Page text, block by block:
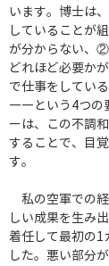
います。博士は
していることが
が分からない、
どれほど必要か
で仕事をしてい
――という4つの
ーは、この不調
することで、目
す。
私の空軍での経
しい成果を生み
着任して最初の1
した。悪い部分